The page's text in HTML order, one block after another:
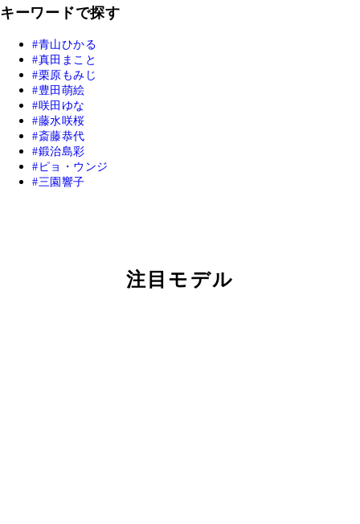
キーワードで探す
青山ひかる
真田まこと
栗原もみじ
豊田萌絵
咲田ゆな
藤水咲桜
斎藤恭代
鍛治島彩
ピョ・ウンジ
三園響子
注目モデル